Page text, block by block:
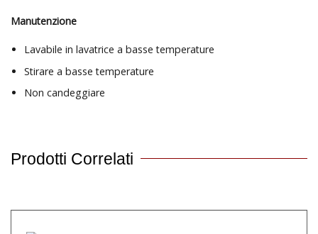
Manutenzione
Lavabile in lavatrice a basse temperature
Stirare a basse temperature
Non candeggiare
Prodotti Correlati